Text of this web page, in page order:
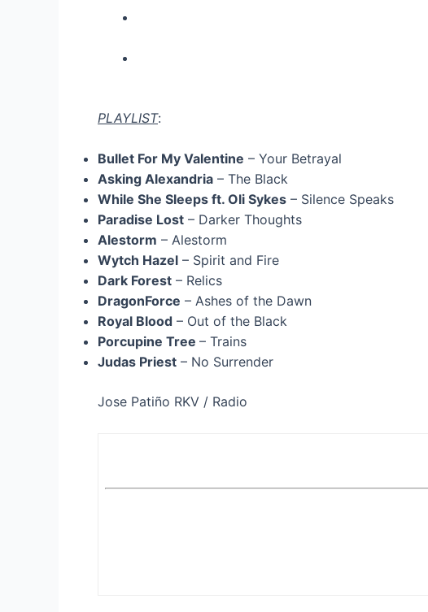
PLAYLIST:
Bullet For My Valentine – Your Betrayal
Asking Alexandria – The Black
While She Sleeps ft. Oli Sykes – Silence Speaks
Paradise Lost – Darker Thoughts
Alestorm – Alestorm
Wytch Hazel – Spirit and Fire
Dark Forest – Relics
DragonForce – Ashes of the Dawn
Royal Blood – Out of the Black
Porcupine Tree – Trains
Judas Priest – No Surrender
Jose Patiño RKV / Radio